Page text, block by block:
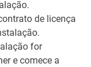
de licença
for
e comece a